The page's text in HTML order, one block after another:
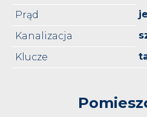
Prąd
Kanalizacja
Klucze